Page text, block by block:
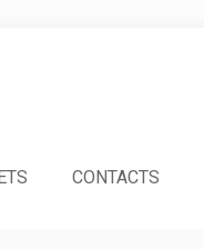
CONTACTS